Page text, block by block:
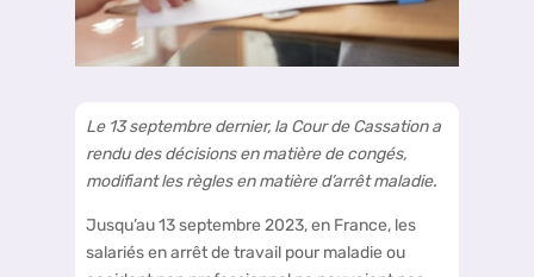
Le 13 septembre dernier, la Cour de Cassation a
rendu des décisions en matière de congés,
modifiant les règles en matière d’arrêt maladie.
Jusqu’au 13 septembre 2023, en France, les
salariés en arrêt de travail pour maladie ou